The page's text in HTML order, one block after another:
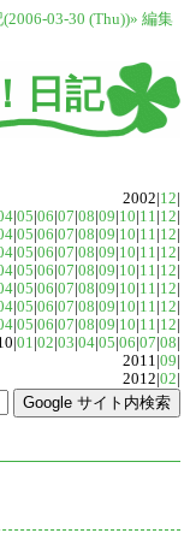
03-30 (Thu))» 編集
日記
2002|12|
|05|06|07|08|09|10|11|12|
|05|06|07|08|09|10|11|12|
|05|06|07|08|09|10|11|12|
|05|06|07|08|09|10|11|12|
|05|06|07|08|09|10|11|12|
|05|06|07|08|09|10|11|12|
|05|06|07|08|09|10|11|12|
01|02|03|04|05|06|07|08|
2011|09|
2012|02|